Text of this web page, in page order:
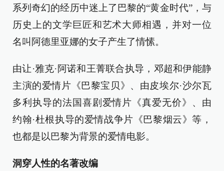
系列奇幻的经历中迷上了巴黎的“黄金时代”，与
历史上的文学巨匠和艺术大师相遇，并对一位
名叫阿德里亚娜的女子产生了情愫。
由让·雅克·阿诺和王菁联合执导，邓超和伊能静
主演的爱情片《巴黎宝贝》、由皮埃尔·沙尔瓦
多利执导的法国喜剧爱情片《真爱无价》、由
约翰·杜根执导的爱情战争片《巴黎烟云》等，
也都是以巴黎为背景的爱情电影。
洞穿人性的名著改编